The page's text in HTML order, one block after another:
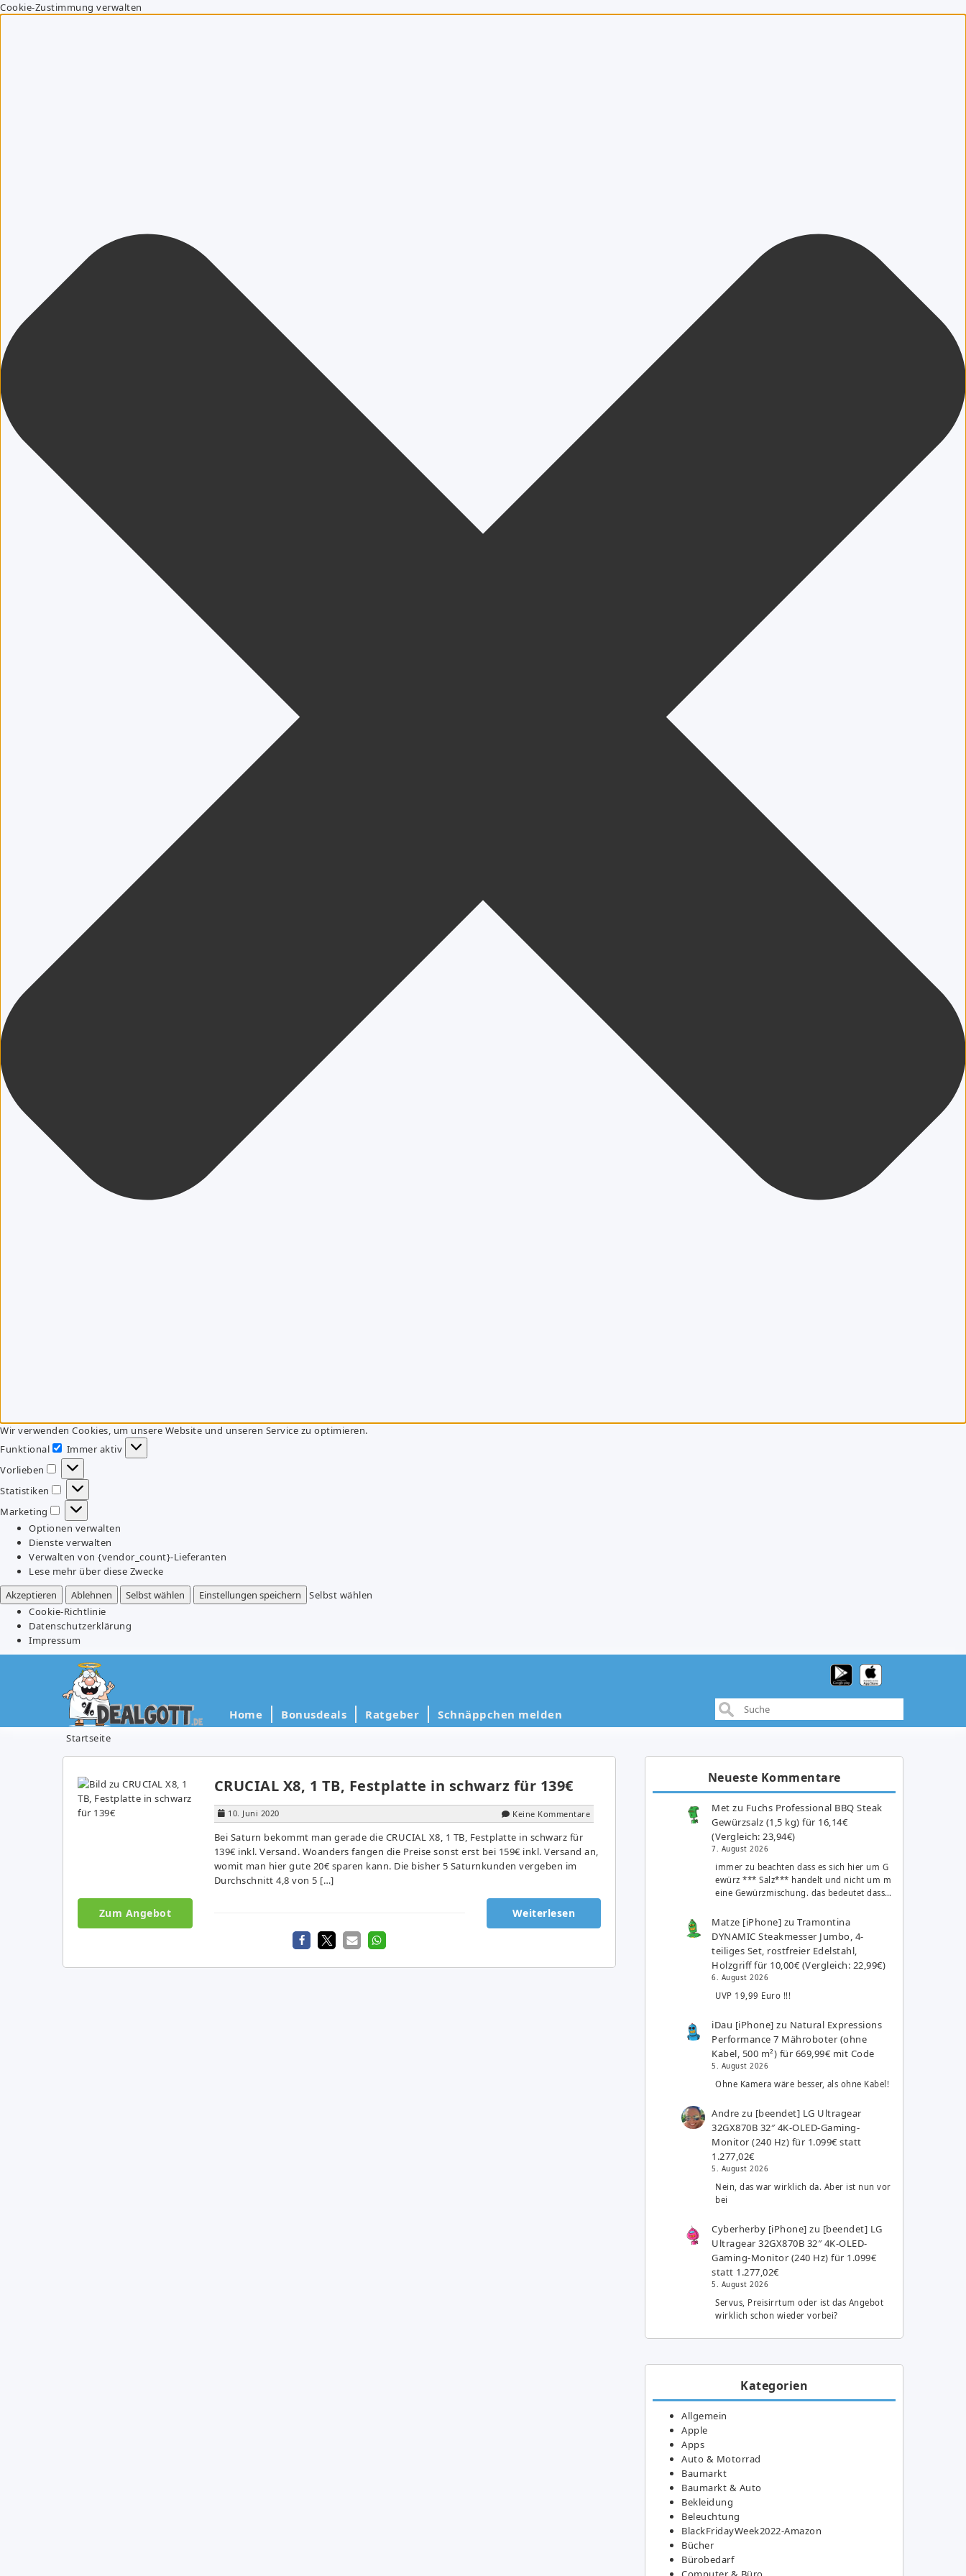
Cookie-Zustimmung verwalten
Wir verwenden Cookies, um unsere Website und unseren Service zu optimieren.
Funktional
Funktional
Immer aktiv
Vorlieben
Vorlieben
Statistiken
Statistiken
Marketing
Marketing
Optionen verwalten
Dienste verwalten
Verwalten von {vendor_count}-Lieferanten
Lese mehr über diese Zwecke
Akzeptieren
Ablehnen Selbst wählen Einstellungen speichern
Selbst wählen
Cookie-Richtlinie
Datenschutzerklärung
Impressum
Home Bonusdeals Ratgeber Schnäppchen melden
Startseite
CRUCIAL X8, 1 TB, Festplatte in schwarz für 139€
10. Juni 2020 Keine Kommentare
Bei Saturn bekommt man gerade die CRUCIAL X8, 1 TB, Festplatte in schwarz für
139€ inkl. Versand. Woanders fangen die Preise sonst erst bei 159€ inkl. Versand an,
womit man hier gute 20€ sparen kann. Die bisher 5 Saturnkunden vergeben im
Durchschnitt 4,8 von 5 […]
Zum Angebot Weiterlesen
Neueste Kommentare
Met zu Fuchs Professional BBQ Steak
Gewürzsalz (1,5 kg) für 16,14€
(Vergleich: 23,94€)
7. August 2026
immer zu beachten dass es sich hier um G
ewürz *** Salz*** handelt und nicht um m
eine Gewürzmischung. das bedeutet dass…
Matze [iPhone] zuTramontina
DYNAMIC Steakmesser Jumbo, 4-
teiliges Set, rostfreier Edelstahl,
Holzgriff für 10,00€ (Vergleich: 22,99€)
6. August 2026
UVP 19,99 Euro !!!
iDau [iPhone] zu Natural Expressions
Performance 7 Mähroboter (ohne
Kabel, 500 m²) für 669,99€ mit Code
5. August 2026
Ohne Kamera wäre besser, als ohne Kabel!
Andre zu [beendet] LG Ultragear
32GX870B 32″ 4K-OLED-Gaming-
Monitor (240 Hz) für 1.099€ statt
1.277,02€
5. August 2026
Nein, das war wirklich da. Aber ist nun vor
bei
Cyberherby [iPhone] zu [beendet] LG
Ultragear 32GX870B 32″ 4K-OLED-
Gaming-Monitor (240 Hz) für 1.099€
statt 1.277,02€
5. August 2026
Servus, Preisirrtum oder ist das Angebot
wirklich schon wieder vorbei?
Kategorien
Allgemein
Apple
Apps
Auto & Motorrad
Baumarkt
Baumarkt & Auto
Bekleidung
Beleuchtung
BlackFridayWeek2022-Amazon
Bücher
Bürobedarf